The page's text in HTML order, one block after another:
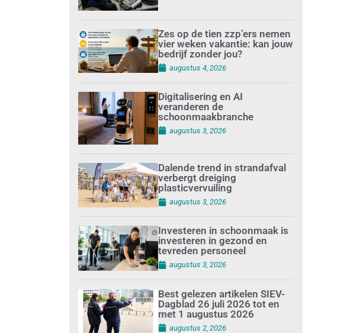
Zes op de tien zzp’ers nemen
vier weken vakantie: kan jouw
bedrijf zonder jou?
augustus 4, 2026
Digitalisering en AI
veranderen de
schoonmaakbranche
augustus 3, 2026
Dalende trend in strandafval
verbergt dreiging
plasticvervuiling
augustus 3, 2026
Investeren in schoonmaak is
investeren in gezond en
tevreden personeel
augustus 3, 2026
Best gelezen artikelen SIEV-
Dagblad 26 juli 2026 tot en
met 1 augustus 2026
augustus 2, 2026